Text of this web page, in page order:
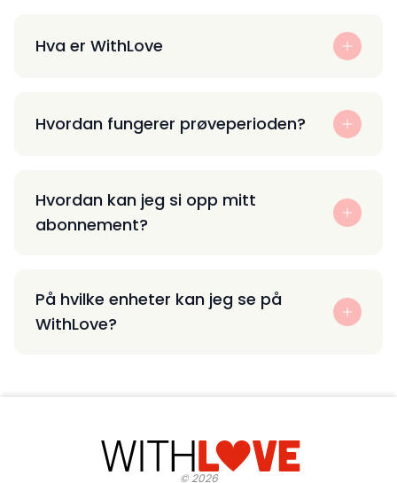
Hva er WithLove
Hvordan fungerer prøveperioden?
Hvordan kan jeg si opp mitt
abonnement?
På hvilke enheter kan jeg se på
WithLove?
©2026